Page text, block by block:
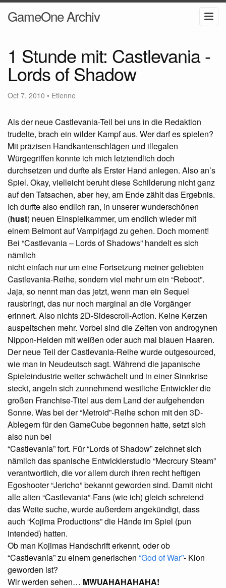
GameOne Archiv
1 Stunde mit: Castlevania -
Lords of Shadow
Oct 7, 2010 • Etienne
Als der neue Castlevania-Teil bei uns in die Redaktion
trudelte, brach ein wilder Kampf aus. Wer darf es spielen?
Mit präzisen Handkantenschlägen und illegalen
Würgegriffen konnte ich mich letztendlich doch
durchsetzen und durfte als Erster Hand anlegen. Also an’s
Spiel. Okay, vielleicht beruht diese Schilderung nicht ganz
auf den Tatsachen, aber hey, am Ende zählt das Ergebnis.
Ich durfte also endlich ran, in unserer wunderschönen
(hust) neuen Einspielkammer, um endlich wieder mit
einem Belmont auf Vampirjagd zu gehen. Doch moment!
Bei “Castlevania – Lords of Shadows” handelt es sich
nämlich
nicht einfach nur um eine Fortsetzung meiner geliebten
Castlevania-Reihe, sondern viel mehr um ein “Reboot”.
Jaja, so nennt man das jetzt, wenn man ein Sequel
rausbringt, das nur noch marginal an die Vorgänger
erinnert. Also nichts 2D-Sidescroll-Action. Keine Kerzen
auspeitschen mehr. Vorbei sind die Zeiten von androgynen
Nippon-Helden mit weißen oder auch mal blauen Haaren.
Der neue Teil der Castlevania-Reihe wurde outgesourced,
wie man in Neudeutsch sagt. Während die japanische
Spieleindustrie weiter schwächelt und in einer Sinnkrise
steckt, angeln sich zunnehmend westliche Entwickler die
großen Franchise-Titel aus dem Land der aufgehenden
Sonne. Was bei der “Metroid”-Reihe schon mit den 3D-
Ablegern für den GameCube begonnen hatte, setzt sich
also nun bei
“Castlevania” fort. Für “Lords of Shadow” zeichnet sich
nämlich das spanische Entwicklerstudio “Mecrcury Steam”
verantwortlich, die vor allem durch ihren recht heftigen
Egoshooter “Jericho” bekannt geworden sind. Damit nicht
alle alten “Castlevania”-Fans (wie ich) gleich schreiend
das Weite suche, wurde außerdem angekündigt, dass
auch “Kojima Productions” die Hände im Spiel (pun
intended) hatten.
Ob man Kojimas Handschrift erkennt, oder ob
“Castlevania” zu einem generischen “God of War”- Klon
geworden ist?
Wir werden sehen… MWUAHAHAHAHA!